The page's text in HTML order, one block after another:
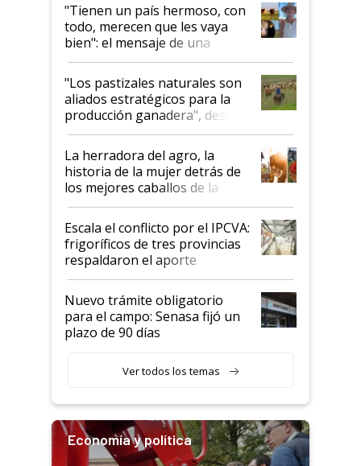
"Tienen un país hermoso, con
todo, merecen que les vaya
bien": el mensaje de una
ganadera uruguaya sobre las
oportunidades que se abren
para el agro en Argentina, con
foco en la carne
"Los pastizales naturales son
aliados estratégicos para la
producción ganadera", destaca
la iniciativa que ya reúne a 46
establecimientos en Argentina
La herradora del agro, la
historia de la mujer detrás de
los mejores caballos de la
Argentina y los mitos que
todavía hacen sufrir a estos
animales: "Mientras me
descalificaban, yo seguí
haciendo currículum"
Escala el conflicto por el IPCVA:
frigoríficos de tres provincias
respaldaron el aporte
obligatorio
Nuevo trámite obligatorio
para el campo: Senasa fijó un
plazo de 90 días
Ver todos los temas
Economía y política